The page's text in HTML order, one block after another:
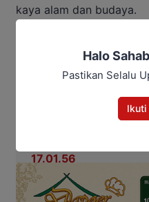
kaya alam dan budaya.
Karhutla
Titik Api
Halo
Pastikan Selalu
Ikuti